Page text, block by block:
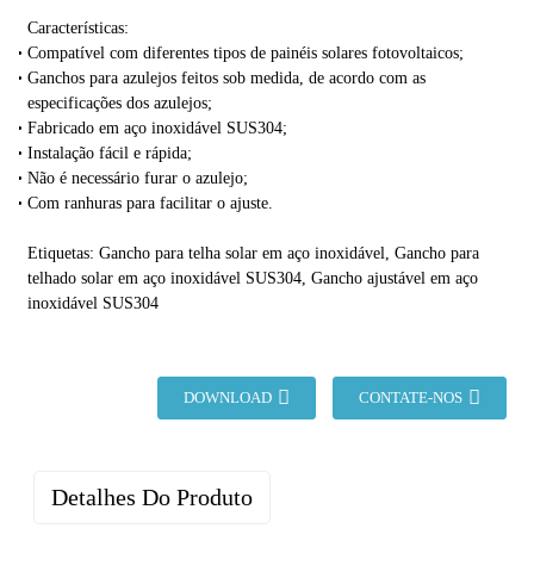
Características:
Compatível com diferentes tipos de painéis solares fotovoltaicos;
Ganchos para azulejos feitos sob medida, de acordo com as
especificações dos azulejos;
Fabricado em aço inoxidável SUS304;
Instalação fácil e rápida;
Não é necessário furar o azulejo;
Com ranhuras para facilitar o ajuste.
Etiquetas: Gancho para telha solar em aço inoxidável, Gancho para
telhado solar em aço inoxidável SUS304, Gancho ajustável em aço
inoxidável SUS304
DOWNLOAD CONTATE-NOS
Detalhes Do Produto